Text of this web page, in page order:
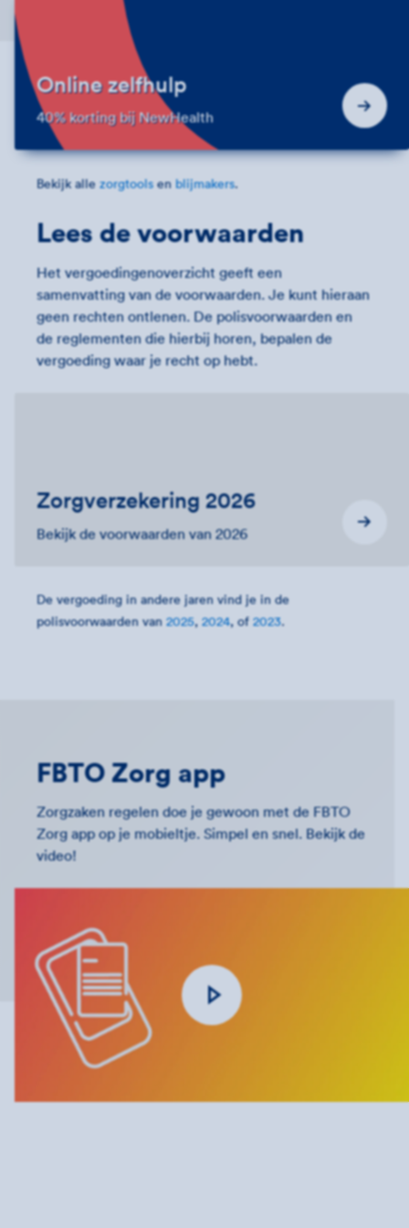
Online zelfhulp
40% korting bij NewHealth
Bekijk allezorgtoolsenblijmakers.
Lees de voorwaarden
Het vergoedingenoverzicht geeft een
samenvatting van de voorwaarden. Je kunt hieraan
geen rechten ontlenen. De polisvoorwaarden en
de reglementen die hierbij horen, bepalen de
vergoeding waar je recht op hebt.
Zorgverzekering 2026
Bekijk de voorwaarden van 2026
De vergoeding in andere jaren vind je in de
polisvoorwaarden van2025,2024, of2023.
FBTO Zorg app
Zorgzaken regelen doe je gewoon met de FBTO
Zorg app op je mobieltje. Simpel en snel. Bekijk de
video!